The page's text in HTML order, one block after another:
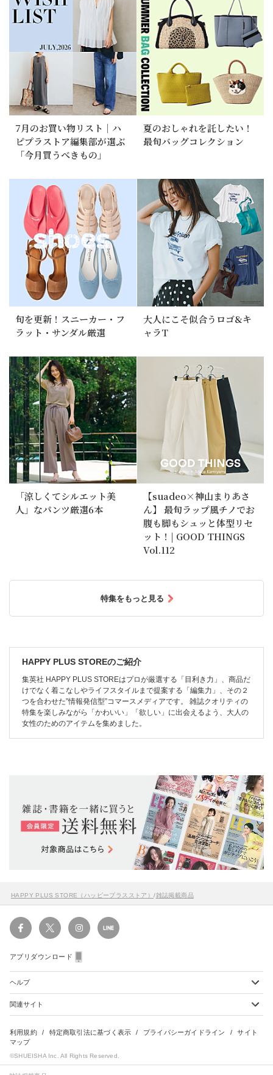
7月のお買い物リスト｜ハ
ピプラストア編集部が選ぶ
「今月買うべきもの」
夏のおしゃれを託したい！
最旬バッグコレクション
旬を更新！スニーカー・フ
ラット・サンダル厳選
大人にこそ似合うロゴ&キ
ャラT
「涼しくてシルエット美
人」なパンツ厳選6本
【suadeo×神山まりあさ
ん】 最旬ラップ風チノでお
腹も脚もシュッと体型リセ
ット！| GOOD THINGS
Vol.112
特集をもっと見る
HAPPY PLUS STOREのご紹介
集英社 HAPPY PLUS STOREはプロが厳選する「目利き力」、商品だ
けでなく着こなしやライフスタイルまで提案する「編集力」、その２
つを合わせた”情報発信型”コマースメディアです。 雑誌クオリティの
特集を楽しみながら「かわいい」「欲しい」に出会えるよう、大人の
女性のためのアイテムを集めました。
HAPPY PLUS STORE（ハッピープラスストア）/雑誌掲載商品
アプリダウンロード
ヘルプ
ショッピングガイド
会員特典のご案内
よくあるご質問
関連サイト
雑誌定期購読について
集英社Webマガジン Cobalt
利用規約 特定商取引法に基づく表示 プライバシーガイドライン
サイト
マップ
©SHUEISHA Inc. All Rights Reserved.